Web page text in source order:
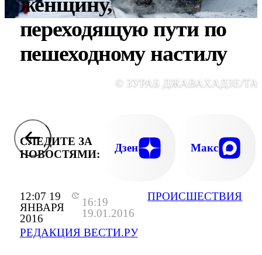
12:07 19
ЯНВАРЯ
2016
16:19
19.01.2016
РЕДАКЦИЯ ВЕСТИ.РУ
ПРОИСШЕСТВИЯ
переходящую пути по
пешеходному настилу
© ЗУРАБ ДЖАВАХАДЗЕ/
СЛЕДИТЕ ЗА
НОВОСТЯМИ:
Дзен Макс